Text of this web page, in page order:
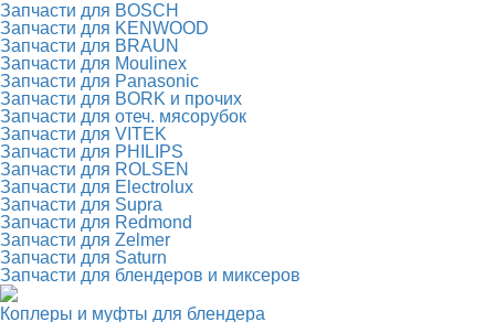
Запчасти для BOSCH
Запчасти для KENWOOD
Запчасти для BRAUN
Запчасти для Moulinex
Запчасти для Panasonic
Запчасти для BORK и прочих
Запчасти для отеч. мясорубок
Запчасти для VITEK
Запчасти для PHILIPS
Запчасти для ROLSEN
Запчасти для Electrolux
Запчасти для Supra
Запчасти для Redmond
Запчасти для Zelmer
Запчасти для Saturn
Запчасти для блендеров и миксеров
Коплеры и муфты для блендера